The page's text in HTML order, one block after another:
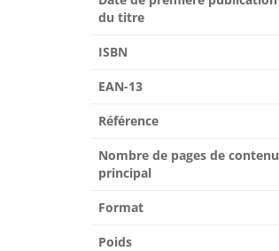
du titre
ISBN
EAN-13
Référence
Nombre de pages de contenu
principal
Format
Poids